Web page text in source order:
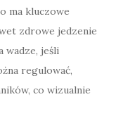
ma kluczowe
zdrowe jedzenie
wadze, jeśli
regulować,
co wizualnie